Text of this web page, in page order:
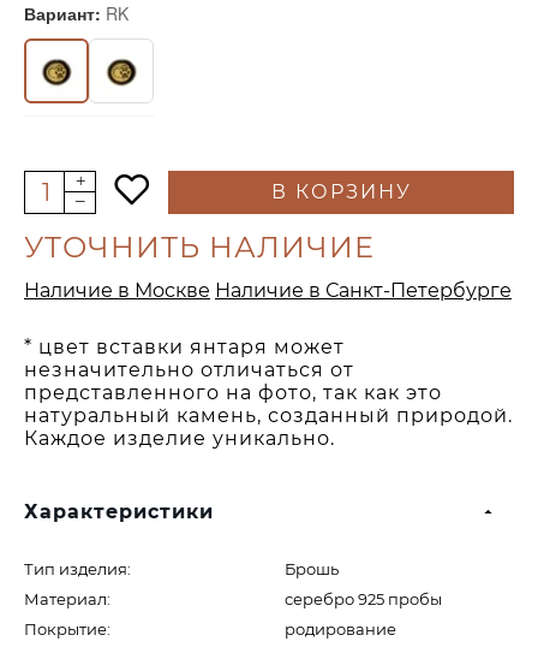
Вариант: RK
В КОРЗИНУ
* цвет вставки янтаря может
незначительно отличаться от
представленного на фото, так как это
натуральный камень, созданный природой.
Каждое изделие уникально.
Характеристики
Тип изделия:
Брошь
Материал:
серебро 925 пробы
Покрытие:
родирование
УТОЧНИТЬ НАЛИЧИЕ
Наличие в Москве Наличие в Санкт-Петербурге